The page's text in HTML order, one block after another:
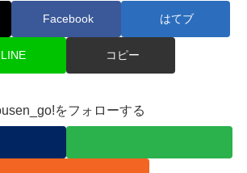
Facebook はてブ
LINE コピー
をフォローする